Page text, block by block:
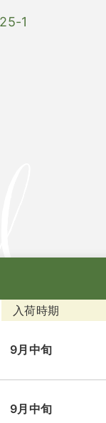
1
入荷時期
9月中旬
9月中旬